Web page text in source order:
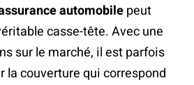
automobilepeut
casse-tête. Avec une
sur le marché, il est parfois
la couverture qui correspond